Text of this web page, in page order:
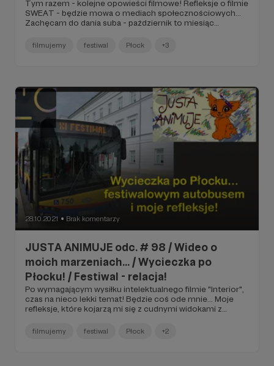
Tym razem - kolejne opowieści filmowe! Refleksje o filmie
SWEAT - będzie mowa o mediach społecznościowych...
Zachęcam do dania suba - październik to miesiąc
filmujemy festiwal Płock +3
28.10.2021 ● Brak komentarzy
JUSTA ANIMUJE odc. # 98 / Wideo o
moich marzeniach... / Wycieczka po
Płocku! / Festiwal - relacja!
Po wymagającym wysiłku intelektualnego filmie "Interior",
czas na nieco lekki temat! Będzie coś ode mnie... Moje
refleksje, które kojarzą mi się z cudnymi widokami z
filmujemy festiwal Płock +2